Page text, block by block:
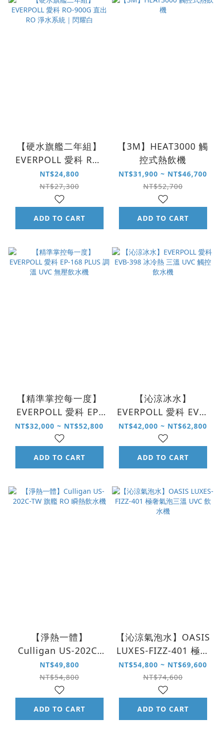
【硬水旗艦二年組】
EVERPOLL 愛科 RO-
900G 直出 RO 淨水系
統｜閃耀白
NT$24,800
NT$27,300
ADD TO CART
【3M】HEAT3000 觸
控式熱飲機
NT$31,900 ~ NT$46,700
NT$52,700
ADD TO CART
【精準掌控每一度】
EVERPOLL 愛科 EP-
168 PLUS 調溫 UVC
無壓飲水機
NT$32,000 ~ NT$52,800
ADD TO CART
【沁涼冰水】
EVERPOLL 愛科 EVB-
398 冰冷熱 三溫 UVC
觸控飲水機
NT$42,000 ~ NT$62,800
ADD TO CART
【淨熱一體】
Culligan US-202C-
TW 旗艦 RO 瞬熱飲水
機
NT$49,800
NT$54,800
ADD TO CART
【沁涼氣泡水】OASIS
LUXES-FIZZ-401 極奢
氣泡三溫 UVC 飲水機
NT$54,800 ~ NT$69,600
NT$74,600
ADD TO CART